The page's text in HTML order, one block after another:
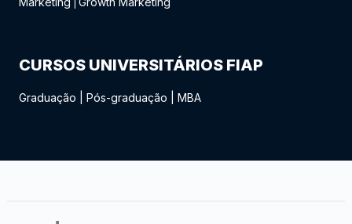
CURSOS UNIVERSITÁRIOS FIAP
Graduação Pós-graduação MBA